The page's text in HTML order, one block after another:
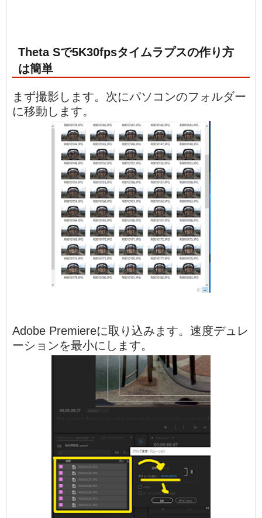
Theta Sで5K30fpsタイムラプスの作り方
は簡単
まず撮影します。次にパソコンのフォルダー
に移動します。
Adobe Premiereに取り込みます。速度デュレ
ーションを最小にします。